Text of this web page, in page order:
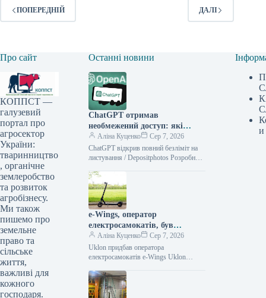
ПОПЕРЕДНІЙ ДАЛІ
Про сайт
КОППСТ —
галузевий
портал про
агросектор
України:
тваринництво
, органічне
землеробство
та розвиток
агробізнесу.
Ми також
пишемо про
земельне
право та
сільське
життя,
важливі для
кожного
господаря.
Останні новини
ChatGPT отримав
необмежений доступ: які
зміни для звичайних
користувачів
Аліна Куценко
Сер 7, 2026
ChatGPT відкрив повний безліміт на
листування / Depositphotos Розробник
функціональні можливості для
користувачів безкоштовних
e-Wings, оператор
електросамокатів, був
придбаний компанією Uklon:
подробиці угоди
Аліна Куценко
Сер 7, 2026
Uklon придбав оператора
електросамокатів e-Wings Uklon
прав українського оператора
електричних самокатів e-Wings.
Вартість угоди до
и